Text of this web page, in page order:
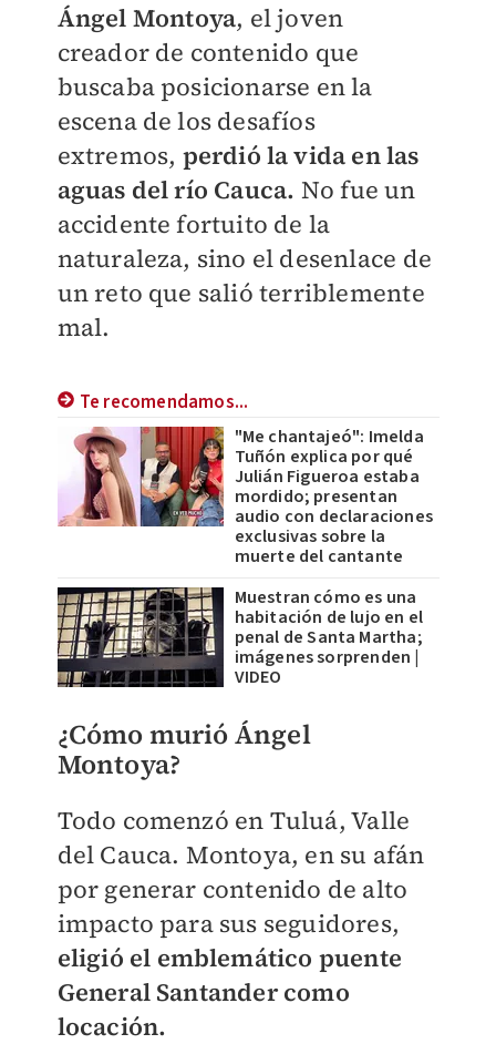
Ángel Montoya, el joven
creador de contenido que
buscaba posicionarse en la
escena de los desafíos
extremos, perdió la vida en las
aguas del río Cauca. No fue un
accidente fortuito de la
naturaleza, sino el desenlace de
un reto que salió terriblemente
mal.
Te recomendamos...
"Me chantajeó": Imelda
Tuñón explica por qué
Julián Figueroa estaba
mordido; presentan
audio con declaraciones
exclusivas sobre la
muerte del cantante
Muestran cómo es una
habitación de lujo en el
penal de Santa Martha;
imágenes sorprenden |
VIDEO
¿Cómo murió Ángel
Montoya?
Todo comenzó en Tuluá, Valle
del Cauca. Montoya, en su afán
por generar contenido de alto
impacto para sus seguidores,
eligió el emblemático puente
General Santander como
locación.